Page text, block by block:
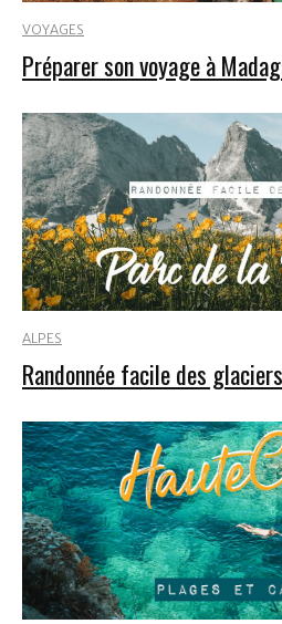
VOYAGES
Préparer son voyage à
ALPES
Randonnée facile des